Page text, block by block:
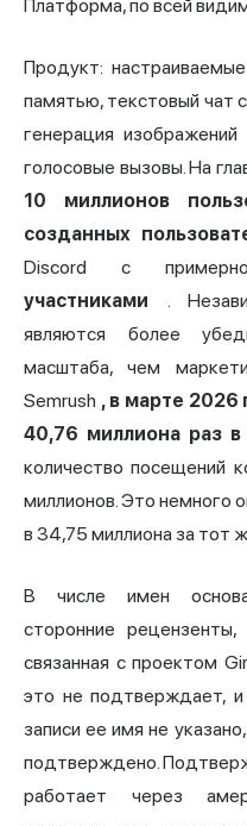
Платформа, по всей
Продукт:
памятью, текстовый чат
генерация
голосовые вызовы. На
10 миллионов
созданных
Discord с
участниками .
являются более
масштаба, чем
Semrush , в марте 2026
40,76 миллиона раз
количество посещений
миллионов. Это немного
в 34,75 миллиона за тот
В числе имен
сторонние
связанная с проектом
это не подтверждает,
записи ее имя не
подтверждено.
работает через